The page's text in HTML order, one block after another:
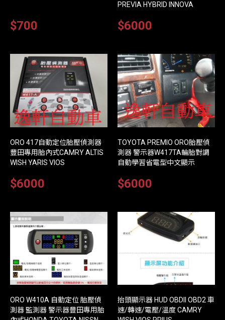
$700
PREVIA HYBRID INNOVA
$6000
ORO 417自動定位胎壓偵測器
豐田專用胎內式CAMRY ALTIS
WISH YARIS VIOS
$6000
TOYOTA PREMIO ORO胎壓偵
測器 警示器W417TA輪胎對調
自動學習省電型中文顯示
$6000
ORO W410A 自動定位 胎壓偵
測器 監測器 警示器豐田專用胎
抬頭顯示器 HUD OBDII OBD2 車
速/轉速/電壓/溫度 CAMRY